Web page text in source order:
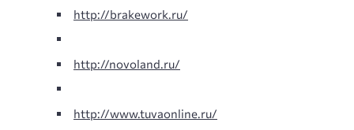
http://brakework.ru/
http://novoland.ru/
http://www.tuvaonline.ru/